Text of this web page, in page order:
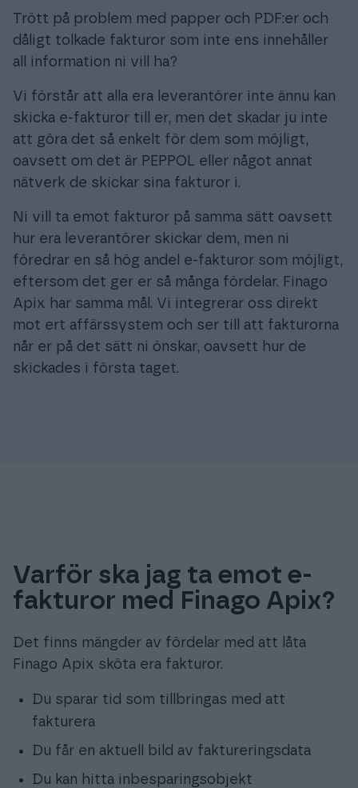
Trött på problem med papper och PDF:er och
dåligt tolkade fakturor som inte ens innehåller
all information ni vill ha?
Vi förstår att alla era leverantörer inte ännu kan
skicka e-fakturor till er, men det skadar ju inte
att göra det så enkelt för dem som möjligt,
oavsett om det är PEPPOL eller något annat
nätverk de skickar sina fakturor i.
Ni vill ta emot fakturor på samma sätt oavsett
hur era leverantörer skickar dem, men ni
föredrar en så hög andel e-fakturor som möjligt,
eftersom det ger er så många fördelar. Finago
Apix har samma mål. Vi integrerar oss direkt
mot ert affärssystem och ser till att fakturorna
når er på det sätt ni önskar, oavsett hur de
skickades i första taget.
Varför ska jag ta emot e-
fakturor med Finago Apix?
Det finns mängder av fördelar med att låta
Finago Apix sköta era fakturor.
Du sparar tid som tillbringas med att
fakturera
Du får en aktuell bild av faktureringsdata
Du kan hitta inbesparingsobjekt